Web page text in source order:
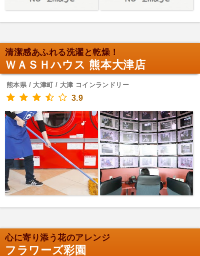
清潔感あふれる洗濯と乾燥！
ＷＡＳＨハウス 熊本大津店
熊本県 / 大津町 / 大津 コインランドリー
3.9
心に寄り添う花のアレンジ
フラワーズ彩園